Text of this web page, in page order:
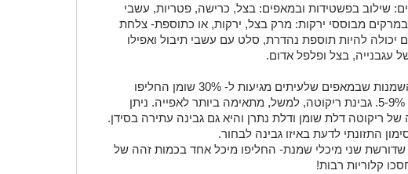
שילוב בפשטידות ובמאפים: בצל, כרישה, פטריות, עשבי
במרקים מבוססי ירקות: מרק בצל, ירקות, או כתוספת- צלחת
יכולה להיות תוספת נהדרת, סלט עם עשבי תיבול ואפילו
עגבנייה, בצל ופלפל אדום.
את הגבינות השמנות שבמאפים שלעיתים מגיעות ל- 30% שומן החליפו
בגבינות רזות, 5-9%. גבינת ריקוטה, למשל, מתאימה ביותר לאפייה. ניתן
של ריקוטה דלת שומן ודלת נתרן והיא גם גבינה עתירה בסידן.
התזונתי לדעת באיזו גבינה לבחור.
שדורשת שני מיכלי שמנת- החליפו מיכל אחד בכמות זהה של